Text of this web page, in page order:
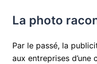
La photo
Par le passé, la
aux entreprises